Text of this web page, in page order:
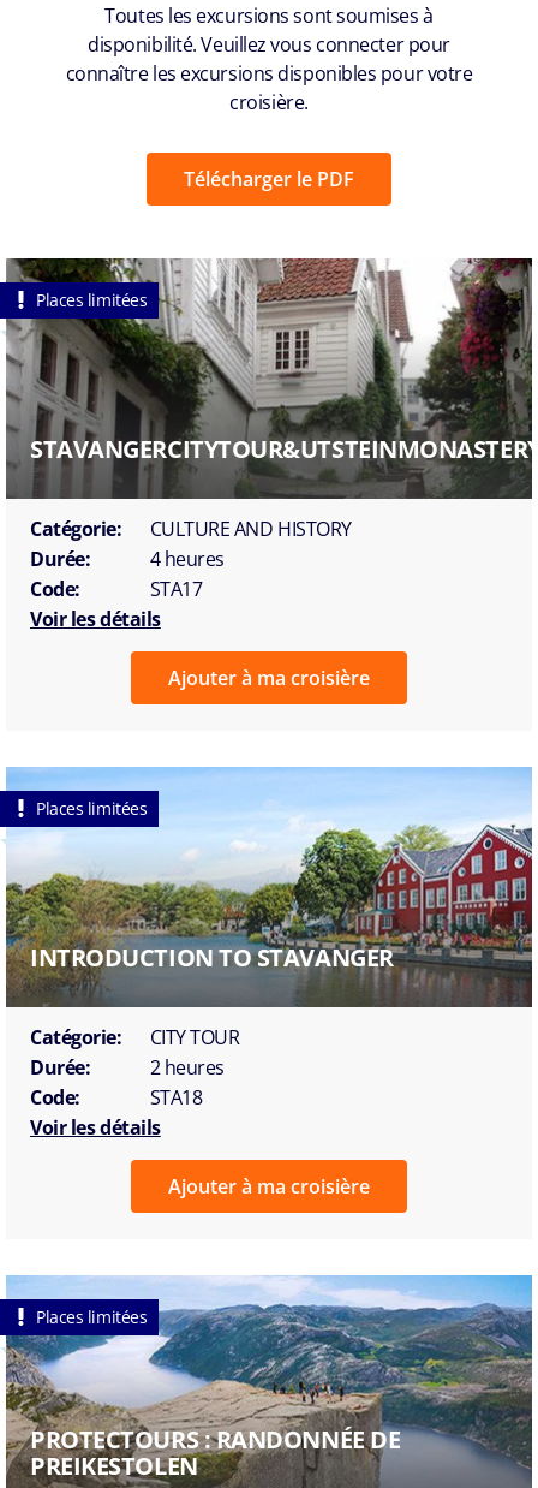
Toutes les excursions sont soumises à
disponibilité. Veuillez vous connecter pour
connaître les excursions disponibles pour votre
croisière.
Télécharger le PDF
Places limitées
Catégorie:
CULTURE AND HISTORY
Durée:
4 heures
Code:
STA17
Voir les détails
Ajouter à ma croisière
Places limitées
INTRODUCTION TO STAVANGER
Catégorie:
CITY TOUR
Durée:
2 heures
Code:
STA18
Voir les détails
Ajouter à ma croisière
Places limitées
PROTECTOURS : RANDONNÉE DE
PREIKESTOLEN